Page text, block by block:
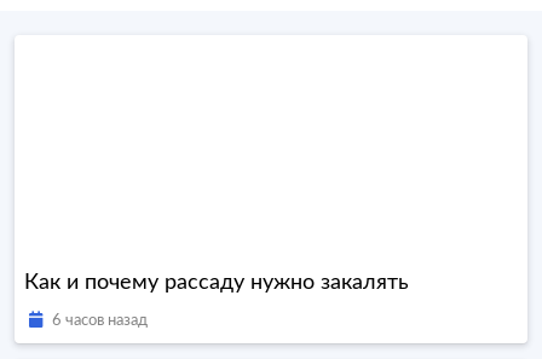
Как и почему рассаду нужно закалять
6 часов назад